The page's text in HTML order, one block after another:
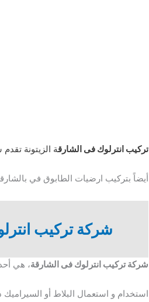
تركيب انترلوك فى الشارقة الزيتونة
أيضاً بتركيب ارضيات الطابوق في
شركة تركيب
شركة تركيب انترلوك فى الشارقة، هي
استخدام و استعمال البلاط أو